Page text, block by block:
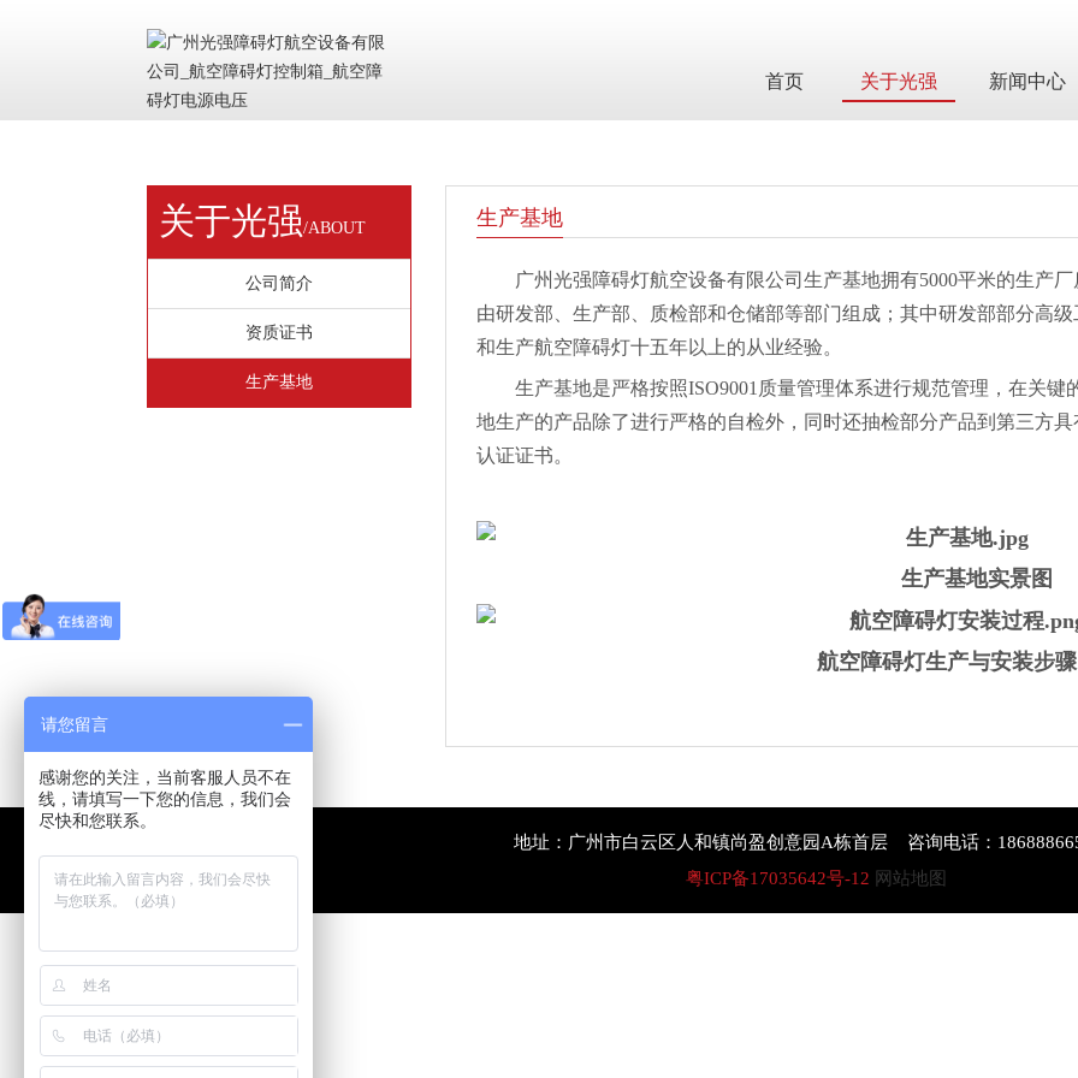
首页 关于光强 新闻中心
关于光强/ABOUT
公司简介
资质证书
生产基地
生产基地
广州光强障碍灯航空设备有限公司生产基地拥有5000平米的生产
由研发部、 生产部、质检部和仓储部等部门组成；其中研发部部分高
和生产航空障碍灯十五年以上的从业经验。
生产基地是严格按照ISO9001质量管理体系进行规范管理，在关
地生产的产品除了进行严格的自检外，同时还抽检部分产品到第三方
认证证书。
生产基地实景图
航空障碍灯生产与安装步
地址：广州市白云区人和镇尚盈创意园A栋首层 咨询电话：
粤ICP备17035642号-12 网站地图
请您留言
感谢您的关注，当前客服人员不在
线，请填写一下您的信息，我们会
尽快和您联系。